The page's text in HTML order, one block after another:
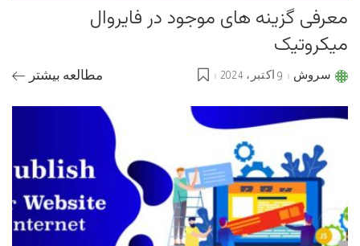
معرفی گزینه های موجود در فایروال
میکروتیک
Postedسروش 9 اکتبر، 2024 مطالعه بیشتر